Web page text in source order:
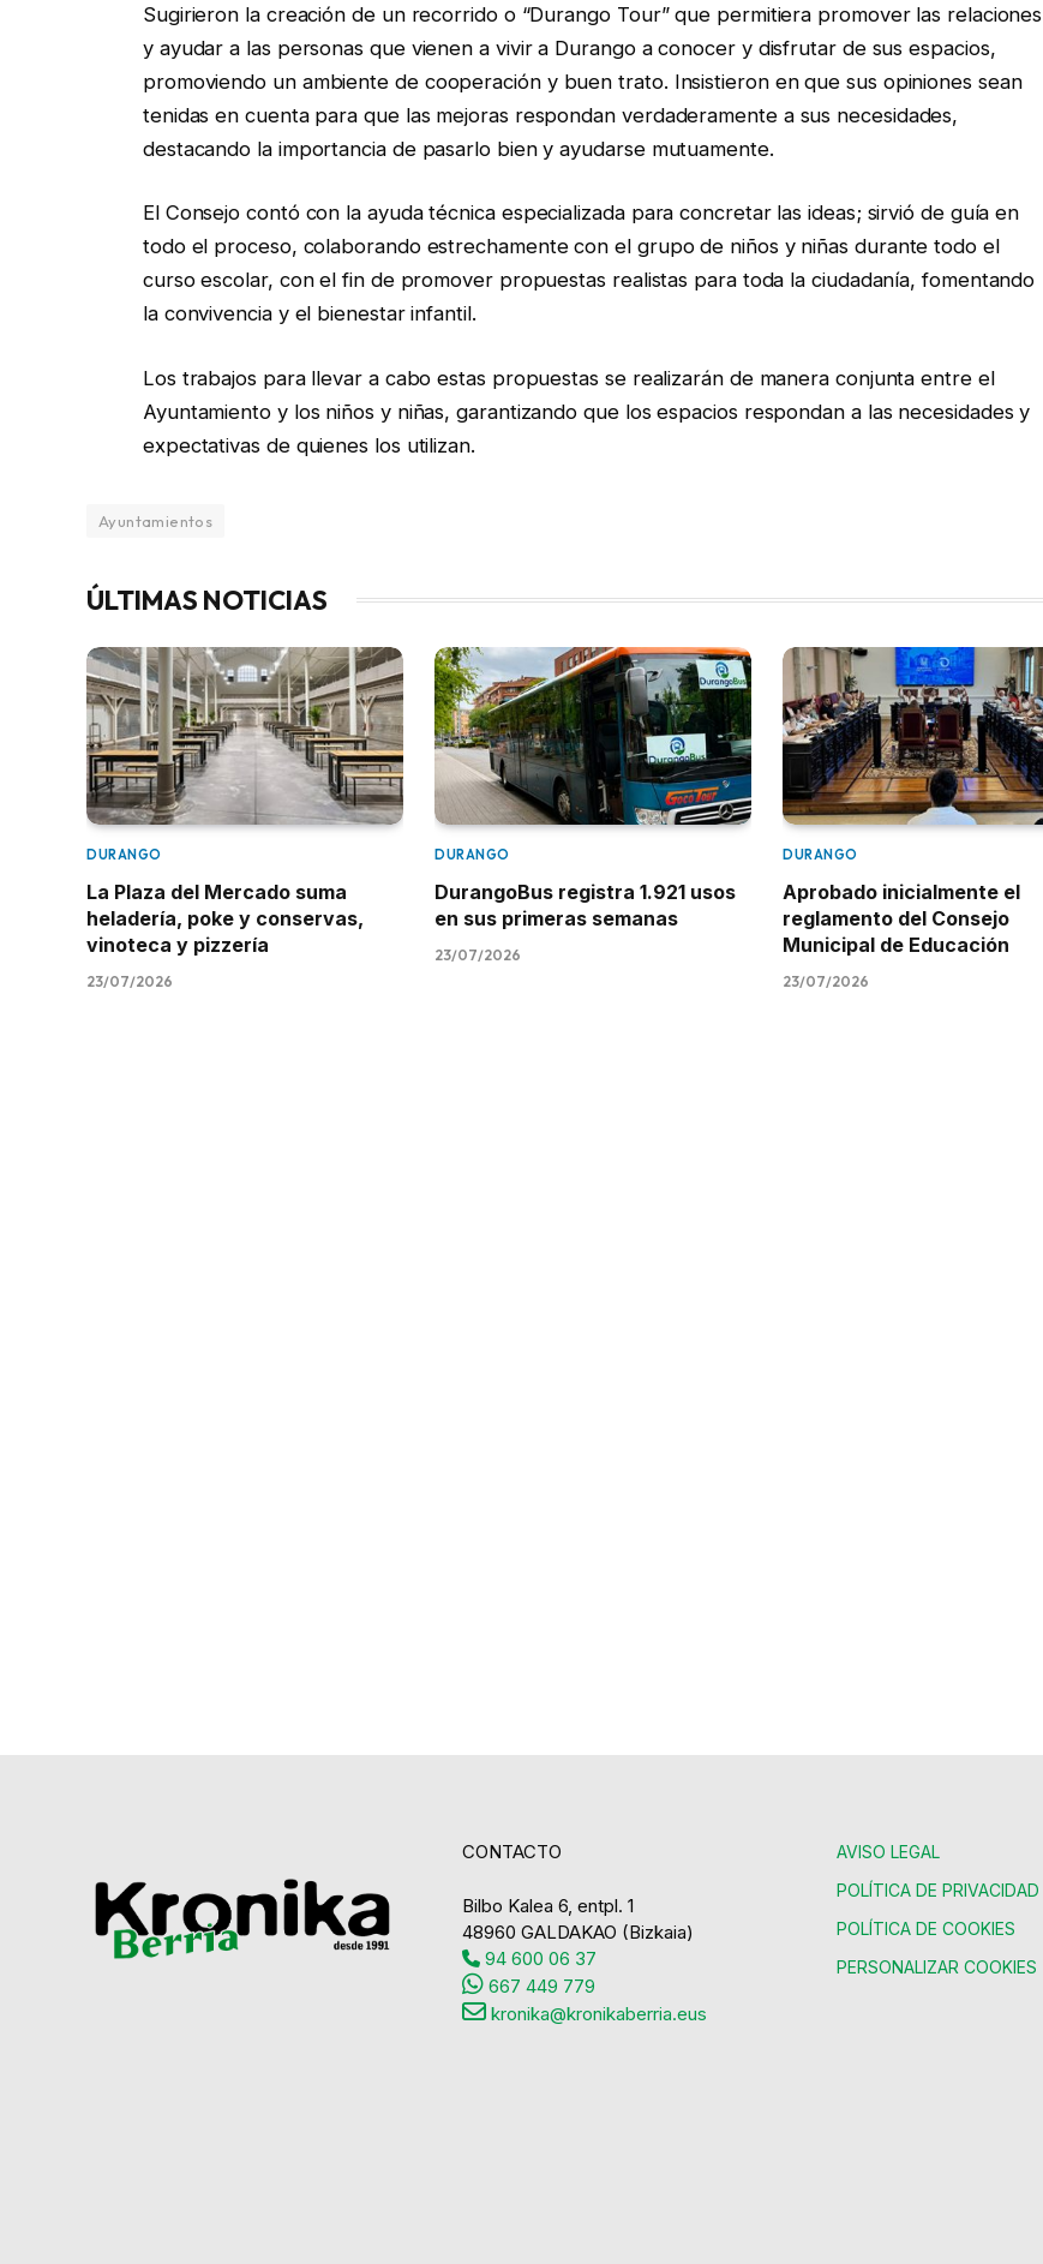
Sugirieron la creación de un recorrido o “Durango Tour” que permitiera promover las relaciones
y ayudar a las personas que vienen a vivir a Durango a conocer y disfrutar de sus espacios,
promoviendo un ambiente de cooperación y buen trato. Insistieron en que sus opiniones sean
tenidas en cuenta para que las mejoras respondan verdaderamente a sus necesidades,
destacando la importancia de pasarlo bien y ayudarse mutuamente.
El Consejo contó con la ayuda técnica especializada para concretar las ideas; sirvió de guía en
todo el proceso, colaborando estrechamente con el grupo de niños y niñas durante todo el
curso escolar, con el fin de promover propuestas realistas para toda la ciudadanía, fomentando
la convivencia y el bienestar infantil.
Los trabajos para llevar a cabo estas propuestas se realizarán de manera conjunta entre el
Ayuntamiento y los niños y niñas, garantizando que los espacios respondan a las necesidades y
expectativas de quienes los utilizan.
Ayuntamientos
ÚLTIMAS NOTICIAS
DURANGO
La Plaza del Mercado suma
heladería, poke y conservas,
vinoteca y pizzería
23/07/2026
DURANGO
DurangoBus registra 1.921 usos
en sus primeras semanas
23/07/2026
DURANGO
Aprobado inicialmente el
reglamento del Consejo
Municipal de Educación
23/07/2026
CONTACTO
Bilbo Kalea 6, entpl. 1
48960 GALDAKAO (Bizkaia)
94 600 06 37
667 449 779
kronika@kronikaberria.eus
AVISO LEGAL
POLÍTICA DE PRIVACIDAD
POLÍTICA DE COOKIES
PERSONALIZAR COOKIES